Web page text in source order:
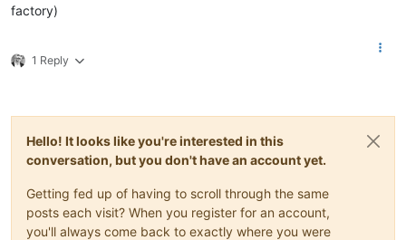
factory)
1 Reply
Hello! It looks like you're interested in this
conversation, but you don't have an account yet.
Getting fed up of having to scroll through the same
posts each visit? When you register for an account,
you'll always come back to exactly where you were